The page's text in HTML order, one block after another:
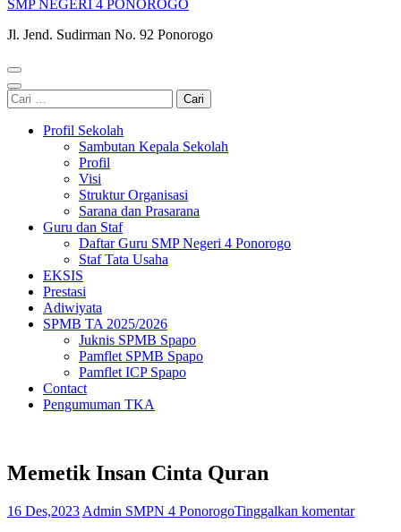
SMP NEGERI 4 PONOROGO
Jl. Jend. Sudirman No. 92 Ponorogo
Cari
untuk:
Profil Sekolah
Sambutan Kepala Sekolah
Profil
Visi
Struktur Organisasi
Sarana dan Prasarana
Guru dan Staf
Daftar Guru SMP Negeri 4 Ponorogo
Staf Tata Usaha
EKSIS
Prestasi
Adiwiyata
SPMB TA 2025/2026
Juknis SPMB Spapo
Pamflet SPMB Spapo
Pamflet ICP Spapo
Contact
Pengumuman TKA
Memetik Insan Cinta Quran
16 Des,2023 Admin SMPN 4 PonorogoTinggalkan komentar